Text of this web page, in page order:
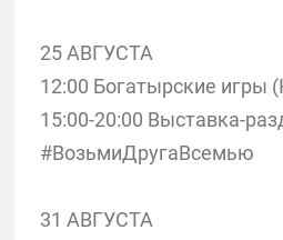
25 АВГУСТА
12:00 Богатырские игры
15:00-20:00 Выставка-
#ВозьмиДругаВсемью
31 АВГУСТА